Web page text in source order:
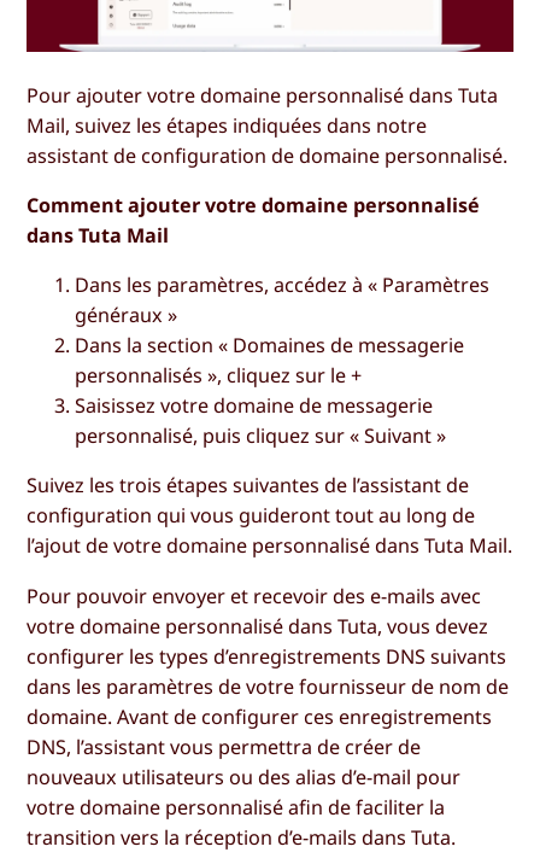
Pour ajouter votre domaine personnalisé dans Tuta
Mail, suivez les étapes indiquées dans notre
assistant de configuration de domaine personnalisé.
Comment ajouter votre domaine personnalisé
dans Tuta Mail
Dans les paramètres, accédez à « Paramètres
généraux »
Dans la section « Domaines de messagerie
personnalisés », cliquez sur le +
Saisissez votre domaine de messagerie
personnalisé, puis cliquez sur «Suivant »
Suivez les trois étapes suivantes de l’assistant de
configuration qui vous guideront tout au long de
l’ajout de votre domaine personnalisé dans Tuta Mail.
Pour pouvoir envoyer et recevoir des e-mails avec
votre domaine personnalisé dans Tuta, vous devez
configurer les types d’enregistrements DNS suivants
dans les paramètres de votre fournisseur de nom de
domaine. Avant de configurer ces enregistrements
DNS, l’assistant vous permettra de créer de
nouveaux utilisateurs ou des alias d’e-mail pour
votre domaine personnalisé afin de faciliter la
transition vers la réception d’e-mails dans Tuta.